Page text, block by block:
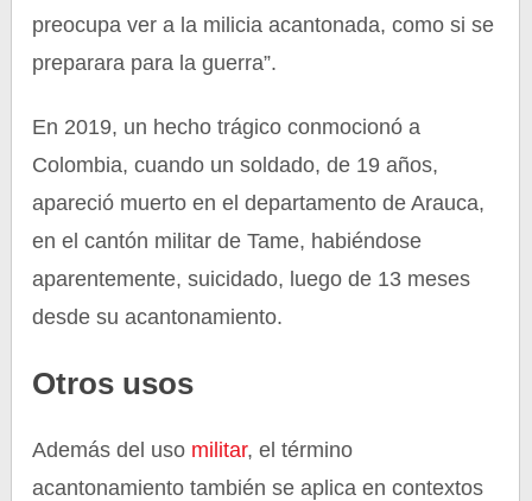
preocupa ver a la milicia acantonada, como si se
preparara para la guerra”.
En 2019, un hecho trágico conmocionó a
Colombia, cuando un soldado, de 19 años,
apareció muerto en el departamento de Arauca,
en el cantón militar de Tame, habiéndose
aparentemente, suicidado, luego de 13 meses
desde su acantonamiento.
Otros usos
Además del uso militar, el término
acantonamiento también se aplica en contextos